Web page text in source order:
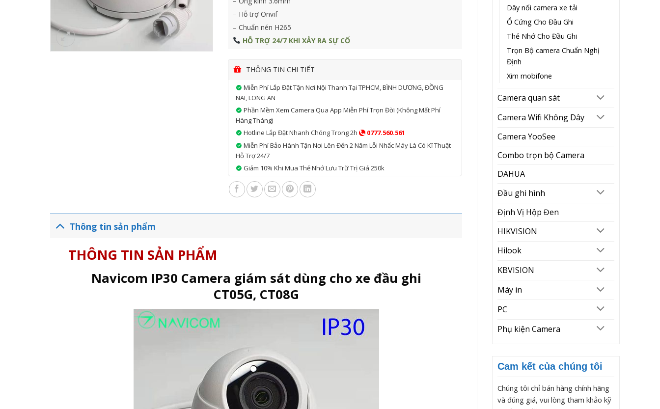
Dây nối camera xe tải
Ổ Cứng Cho Đầu Ghi
Thẻ Nhớ Cho Đầu Ghi
Trọn Bộ camera Chuẩn Nghị
Định
Xim mobifone
Camera quan sát
Camera Wifi Không Dây
Camera YooSee
Combo trọn bộ Camera
DAHUA
Đầu ghi hình
Định Vị Hộp Đen
HIKVISION
Hilook
KBVISION
Máy in
PC
Phụ kiện Camera
Cam kết của chúng tôi
Chúng tôi chỉ bán hàng chính hãng
và đúng giá, vui lòng tham khảo kỹ
– Hỗ trợ Onvif
– Chuẩn nén H265
HỖ TRỢ 24/7 KHI XẢY RA SỰ CỐ
THÔNG TIN CHI TIẾT
Miễn Phí Lắp Đặt Tận Nơi Nội Thanh Tại TPHCM, BÌNH DƯƠNG, ĐỒNG
NAI, LONG AN
Phần Mềm Xem Camera Qua App Miễn Phí Trọn Đời (không Mất Phí
Hàng Tháng)
Hotline Lắp Đặt Nhanh Chóng Trong 2h
0777.560.561
Miễn Phí Bảo Hành Tận Nơi Lên Đến 2 Năm Lỗi Nhấc Máy Là Có Kĩ Thuật
Hỗ Trợ 24/7
Giảm 10% Khi Mua Thẻ Nhớ Lưu Trữ Trị Giá 250k
Thông tin sản phẩm
THÔNG TIN SẢN PHẨM
Navicom IP30 Camera giám sát dùng cho xe đầu ghi
CT05G, CT08G